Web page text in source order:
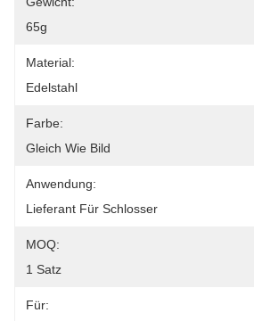
65g
Material:
Edelstahl
Farbe:
Gleich Wie Bild
Anwendung:
Lieferant Für Schlosser
MOQ:
1 Satz
Für: